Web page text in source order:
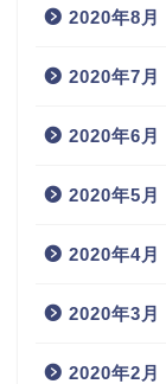
2020年8月
2020年7月
2020年6月
2020年5月
2020年4月
2020年3月
2020年2月